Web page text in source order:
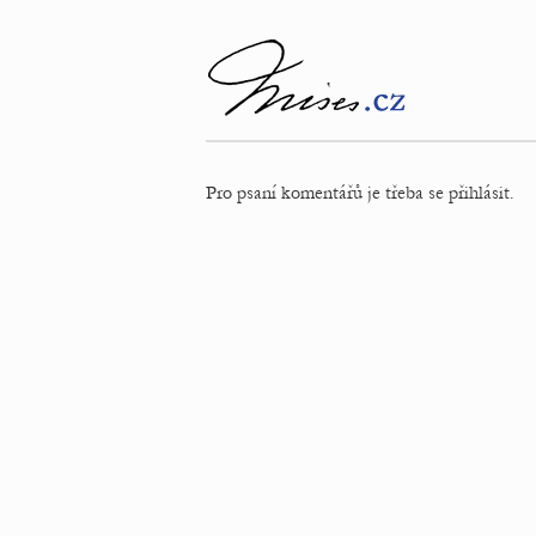
Pro psaní komentářů je třeba se přihlásit.